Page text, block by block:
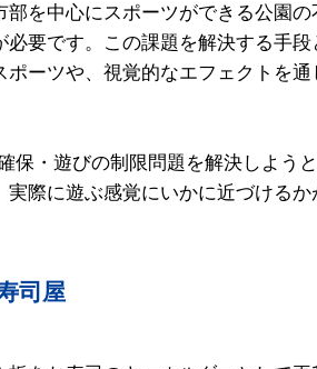
を中心にスポーツができる公園
要です。この課題を解決する手
ーツや、視覚的なエフェクトを
保・遊びの制限問題を解決しよう
際に遊ぶ感覚にいかに近づける
司屋